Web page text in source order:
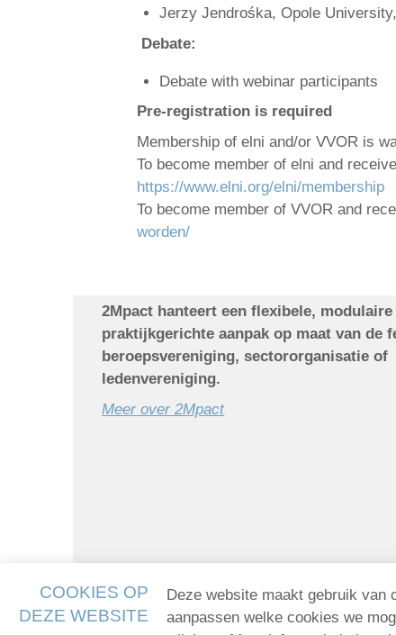
Jerzy Jendrośka, Opole
Debate:
Debate with webinar participants
Pre-registration is required
Membership of elni and/or VVOR is
To become member of elni and
https://www.elni.org/elni/membership
To become member of VVOR and
worden/
2Mpact hanteert een flexibele, modulaire
praktijkgerichte aanpak op maat van de
beroepsvereniging, sectororganisatie of
ledenvereniging.
Meer over 2Mpact
Over 2Mpact disclaimer & privacy
COOKIES OP
DEZE WEBSITE
Deze website maakt gebruik van
aanpassen welke cookies we